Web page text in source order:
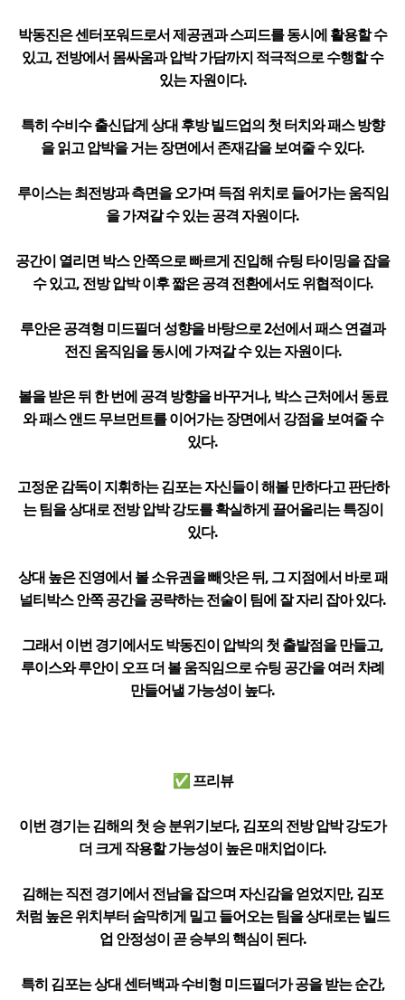
박동진은 센터포워드로서 제공권과 스피드를 동시에 활용할 수
있고, 전방에서 몸싸움과 압박 가담까지 적극적으로 수행할 수
있는 자원이다.
특히 수비수 출신답게 상대 후방 빌드업의 첫 터치와 패스 방향
을 읽고 압박을 거는 장면에서 존재감을 보여줄 수 있다.
루이스는 최전방과 측면을 오가며 득점 위치로 들어가는 움직임
을 가져갈 수 있는 공격 자원이다.
공간이 열리면 박스 안쪽으로 빠르게 진입해 슈팅 타이밍을 잡을
수 있고, 전방 압박 이후 짧은 공격 전환에서도 위협적이다.
루안은 공격형 미드필더 성향을 바탕으로 2선에서 패스 연결과
전진 움직임을 동시에 가져갈 수 있는 자원이다.
볼을 받은 뒤 한 번에 공격 방향을 바꾸거나, 박스 근처에서 동료
와 패스 앤드 무브먼트를 이어가는 장면에서 강점을 보여줄 수
있다.
고정운 감독이 지휘하는 김포는 자신들이 해볼 만하다고 판단하
는 팀을 상대로 전방 압박 강도를 확실하게 끌어올리는 특징이
있다.
상대 높은 진영에서 볼 소유권을 빼앗은 뒤, 그 지점에서 바로 패
널티박스 안쪽 공간을 공략하는 전술이 팀에 잘 자리 잡아 있다.
그래서 이번 경기에서도 박동진이 압박의 첫 출발점을 만들고,
루이스와 루안이 오프 더 볼 움직임으로 슈팅 공간을 여러 차례
만들어낼 가능성이 높다.
✅ 프리뷰
이번 경기는 김해의 첫 승 분위기보다, 김포의 전방 압박 강도가
더 크게 작용할 가능성이 높은 매치업이다.
김해는 직전 경기에서 전남을 잡으며 자신감을 얻었지만, 김포
처럼 높은 위치부터 숨막히게 밀고 들어오는 팀을 상대로는 빌드
업 안정성이 곧 승부의 핵심이 된다.
특히 김포는 상대 센터백과 수비형 미드필더가 공을 받는 순간,